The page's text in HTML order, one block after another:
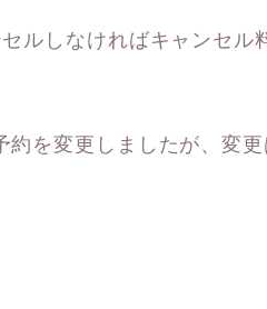
ルしなければキャンセル
約を変更しましたが、変